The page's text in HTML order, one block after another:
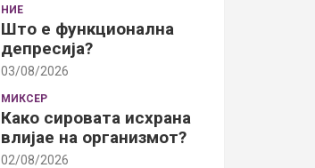
НИЕ
Што е функционална
депресија?
03/08/2026
МИКСЕР
Како сировата исхрана
влијае на организмот?
02/08/2026